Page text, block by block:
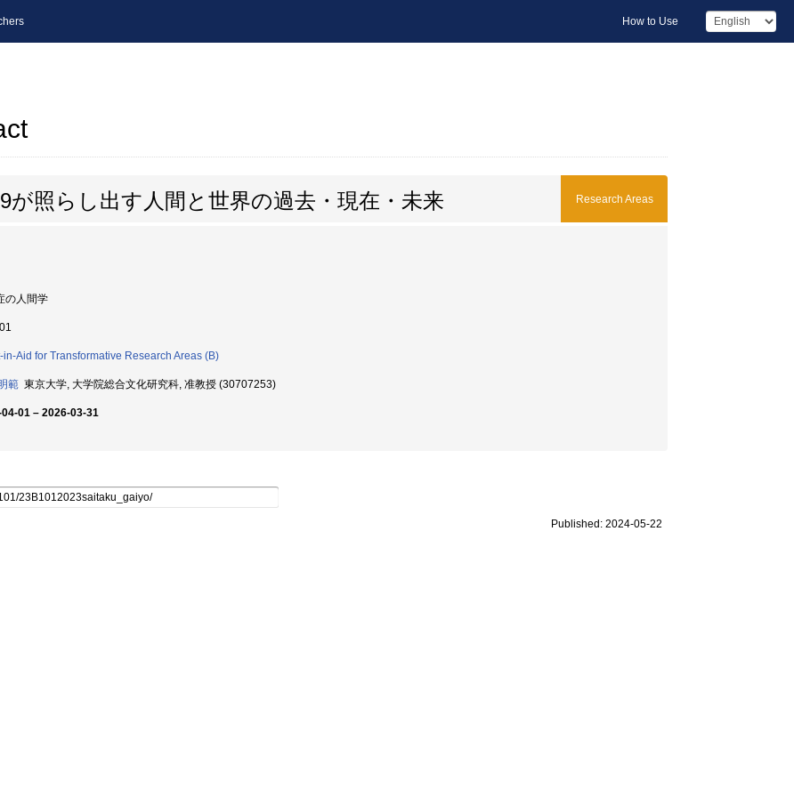
How to Use
が照らし出す人間と世界の過去・現在・未来 Research Areas
の人間学
in-Aid for Transformative Research Areas (B)
範 東京大学, 大学院総合文化研究科, 准教授 (30707253)
01 – 2026-03-31
Published: 2024-05-22